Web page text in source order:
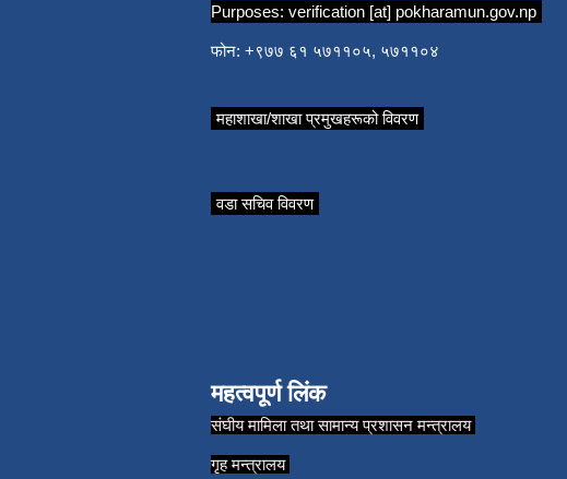
Purposes: verification [at] pokharamun.gov.np
फोन: +९७७ ६१ ५७११०५, ५७११०४
महाशाखा/शाखा प्रमुखहरूको विवरण
वडा सचिव विवरण
महत्वपूर्ण लिंक
संघीय मामिला तथा सामान्य प्रशासन मन्त्रालय
गृह मन्त्रालय